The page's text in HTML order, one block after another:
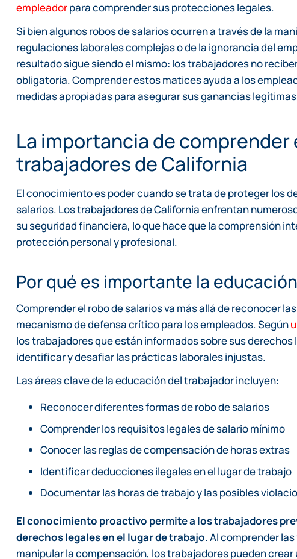
empleadorpara comprender sus protecciones legales.
Si bien algunos robos de salarios ocurren a través de la
regulaciones laborales complejas o de la ignorancia del
resultado sigue siendo el mismo: los trabajadores no
obligatoria. Comprender estos matices ayuda a los
medidas apropiadas para asegurar sus ganancias
La importancia de comprender
trabajadores de California
El conocimiento es poder cuando se trata de proteger los
salarios. Los trabajadores de California enfrentan
su seguridad financiera, lo que hace que la comprensión
protección personal y profesional.
Por qué es importante la
Comprender el robo de salarios va más allá de reconocer
mecanismo de defensa crítico para los empleados. Según
los trabajadores que están informados sobre sus
identificar y desafiar las prácticas laborales injustas.
Las áreas clave de la educación del trabajador incluyen:
Reconocer diferentes formas de robo de salarios
Comprender los requisitos legales de salario mínimo
Conocer las reglas de compensación de horas extras
Identificar deducciones ilegales en el lugar de trabajo
Documentar las horas de trabajo y las posibles
El conocimiento proactivo permite a los trabajadores
derechos legales en el lugar de trabajo. Al comprender
manipular la compensación, los trabajadores pueden